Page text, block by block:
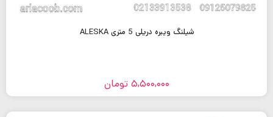
شیلنگ ویبره دریلی 5 متری ALESKA
5,500,000 تومان